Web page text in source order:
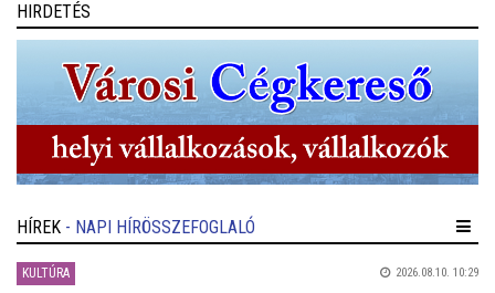
HIRDETÉS
HÍREK - NAPI HÍRÖSSZEFOGLALÓ
KULTÚRA 2026.08.10. 10:29